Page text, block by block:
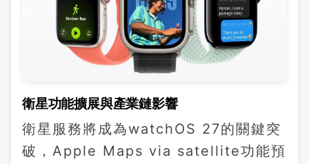
衛星功能擴展與產業鏈影響
衛星服務將成為watchOS 27的關鍵突
破，Apple Maps via satellite功能預